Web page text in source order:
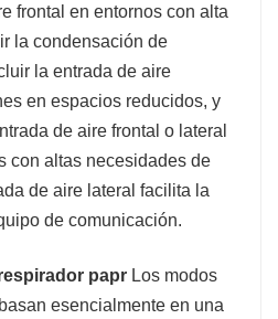
frontal en entornos con alta
la condensación de
la entrada de aire
en espacios reducidos, y
de aire frontal o lateral
con altas necesidades de
de aire lateral facilita la
de comunicación.
papr Los modos
esencialmente en una